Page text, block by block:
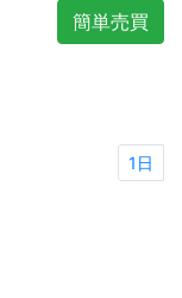
簡単売買
1日